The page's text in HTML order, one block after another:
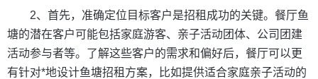
2、首先，准确定位目标客户是招租成功的关键。餐厅鱼
塘的潜在客户可能包括家庭游客、亲子活动团体、公司团建
活动参与者等。了解这些客户的需求和偏好后，餐厅可以更
有针对*地设计鱼塘招租方案，比如提供适合家庭亲子活动的